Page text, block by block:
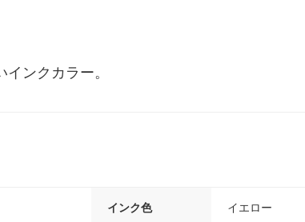
ンクカラー。
インク色 イエロー